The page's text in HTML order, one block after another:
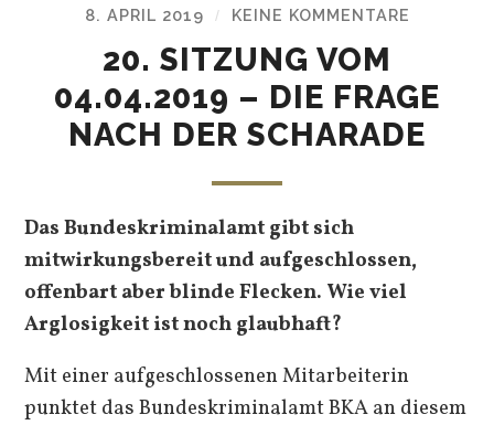
8. APRIL 2019 / KEINE KOMMENTARE
20. SITZUNG VOM
04.04.2019 – DIE FRAGE
NACH DER SCHARADE
Das Bundeskriminalamt gibt sich
mitwirkungsbereit und aufgeschlossen,
offenbart aber blinde Flecken. Wie viel
Arglosigkeit ist noch glaubhaft?
Mit einer aufgeschlossenen Mitarbeiterin
punktet das Bundeskriminalamt BKA an diesem